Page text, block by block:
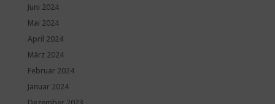
Juni 2024
Mai 2024
April 2024
März 2024
Februar 2024
Januar 2024